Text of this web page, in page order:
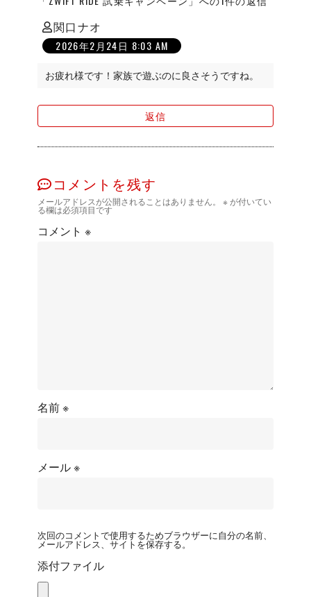
関口ナオ
の
発 2026年2月24日 8:03 AM
お疲れ様です！家族で遊ぶのに良さそうですね。
返信
コメントを残す
メールアドレスが公開されることはありません。 ※が付いてい
る欄は必須項目です
コメント※
名前※
メール※
次回のコメントで使用するためブラウザーに自分の名前、
メールアドレス、サイトを保存する。
添付ファイル